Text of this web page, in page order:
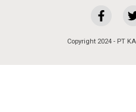
Copyright 2024 - PT